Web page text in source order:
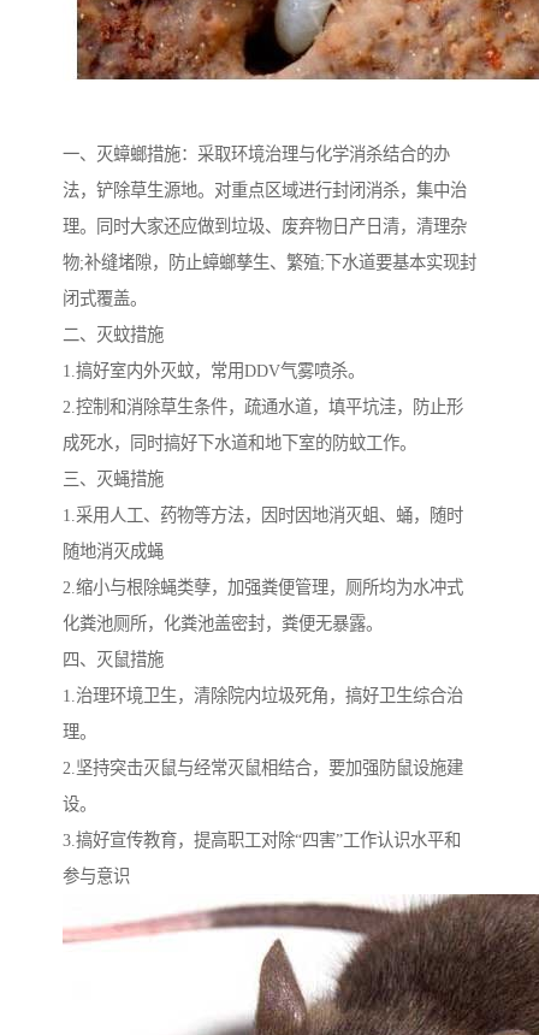
一、灭蟑螂措施：采取环境治理与化学消杀结合的办
法，铲除草生源地。对重点区域进行封闭消杀，集中治
理。同时大家还应做到垃圾、废弃物日产日清，清理杂
物;补缝堵隙，防止蟑螂孳生、繁殖;下水道要基本实现封
闭式覆盖。
二、灭蚊措施
1.搞好室内外灭蚊，常用DDV气雾喷杀。
2.控制和消除草生条件，疏通水道，填平坑洼，防止形
成死水，同时搞好下水道和地下室的防蚊工作。
三、灭蝇措施
1.采用人工、药物等方法，因时因地消灭蛆、蛹，随时
随地消灭成蝇
2.缩小与根除蝇类孽，加强粪便管理，厕所均为水冲式
化粪池厕所，化粪池盖密封，粪便无暴露。
四、灭鼠措施
1.治理环境卫生，清除院内垃圾死角，搞好卫生综合治
理。
2.坚持突击灭鼠与经常灭鼠相结合，要加强防鼠设施建
设。
3.搞好宣传教育，提高职工对除“四害”工作认识水平和
参与意识